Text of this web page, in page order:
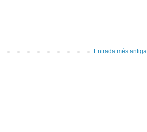
Entrada més antiga